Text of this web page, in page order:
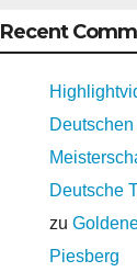
Recent
Deutsche
zu
Piesberg